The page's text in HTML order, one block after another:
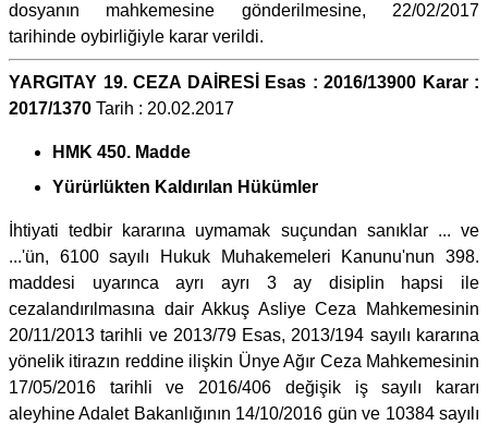
dosyanın mahkemesine gönderilmesine, 22/02/2017
tarihinde oybirliğiyle karar verildi.
YARGITAY 19. CEZA DAİRESİ Esas : 2016/13900 Karar :
2017/1370 Tarih : 20.02.2017
HMK 450. Madde
Yürürlükten Kaldırılan Hükümler
İhtiyati tedbir kararına uymamak suçundan sanıklar ... ve
...'ün, 6100 sayılı Hukuk Muhakemeleri Kanunu'nun 398.
maddesi uyarınca ayrı ayrı 3 ay disiplin hapsi ile
cezalandırılmasına dair Akkuş Asliye Ceza Mahkemesinin
20/11/2013 tarihli ve 2013/79 Esas, 2013/194 sayılı kararına
yönelik itirazın reddine ilişkin Ünye Ağır Ceza Mahkemesinin
17/05/2016 tarihli ve 2016/406 değişik iş sayılı kararı
aleyhine Adalet Bakanlığının 14/10/2016 gün ve 10384 sayılı